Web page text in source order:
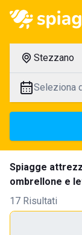
Stezzano
Seleziona
Spiagge
ombrellone e
17 Risultati